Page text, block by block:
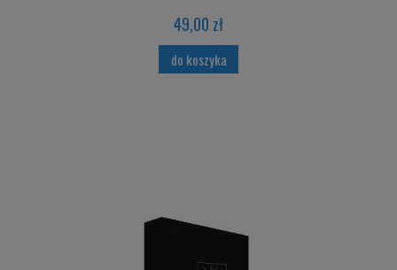
49,00 zł
do koszyka